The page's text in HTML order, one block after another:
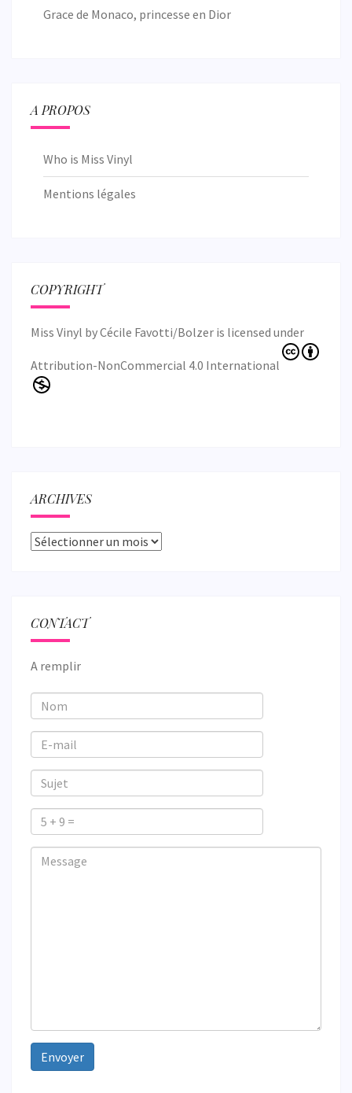
Grace de Monaco, princesse en Dior
A PROPOS
Who is Miss Vinyl
Mentions légales
COPYRIGHT
Miss Vinyl byCécile Favotti/Bolzer is licensed under
Attribution-NonCommercial 4.0 International
ARCHIVES
Archives
CONTACT
A remplir
Nom
mail
Sujet
+
Veuillez
Veuillez
Message
Envoyer